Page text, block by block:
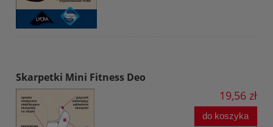
Skarpetki Mini Fitness Deo
19,56 zł
do koszyka